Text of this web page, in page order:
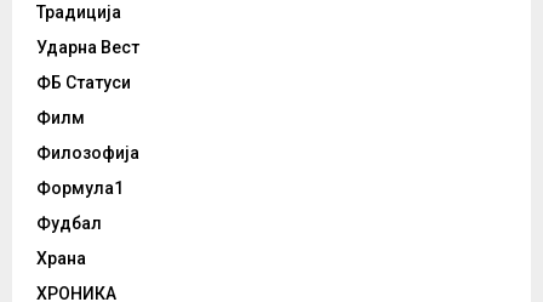
Традиција
Ударна Вест
ФБ Статуси
Филм
Филозофија
Формула1
Фудбал
Храна
ХРОНИКА